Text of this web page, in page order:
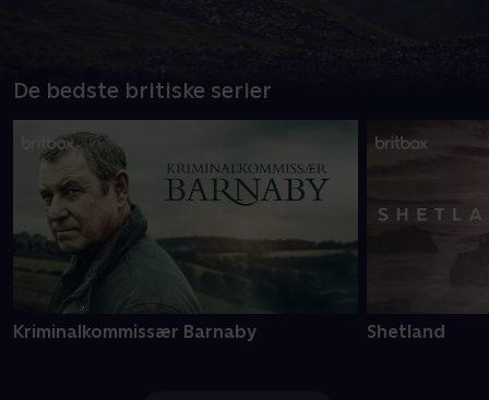
De bedste britiske serier
Kriminalkommissær Barnaby Shetland